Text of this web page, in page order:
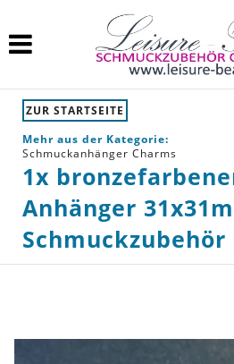
ZUR STARTSEITE
Mehr aus der Kategorie:
Schmuckanhänger Charms
1x
Anhänger
Schmuckzubehör